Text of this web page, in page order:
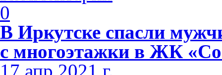
0
В Иркутске спасли
с многоэтажки в ЖК